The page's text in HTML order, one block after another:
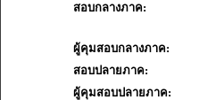
สอบกลางภาค:
ผู้คุมสอบกลางภาค:
สอบปลายภาค:
ผู้คุมสอบปลายภาค: